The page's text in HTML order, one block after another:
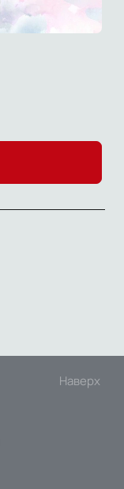
Наверх